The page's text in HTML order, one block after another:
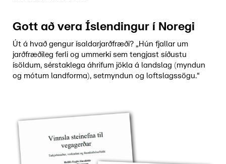
Gott að vera Íslendingur í Noregi
Út á hvað gengur ísaldarjarðfræði? „Hún fjallar um
jarðfræðileg ferli og ummerki sem tengjast síðustu
ísöldum, sérstaklega áhrifum jökla á landslag (myndun
og mótum landforma), setmyndun og loftslagssögu.“